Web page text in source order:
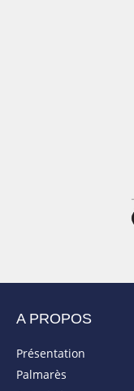
A PROPOS
Présentation
Palmarès